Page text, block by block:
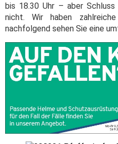
bis 18.30 Uhr – aber
nicht. Wir haben zahlreiche
nachfolgend sehen Sie eine